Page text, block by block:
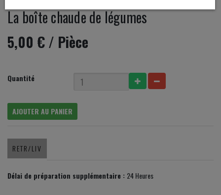
La boîte chaude de légumes
5,00 €/ Pièce
Quantité
AJOUTER AU PANIER
RETR/LIV
Délai de préparation supplémentaire : 24 Heures